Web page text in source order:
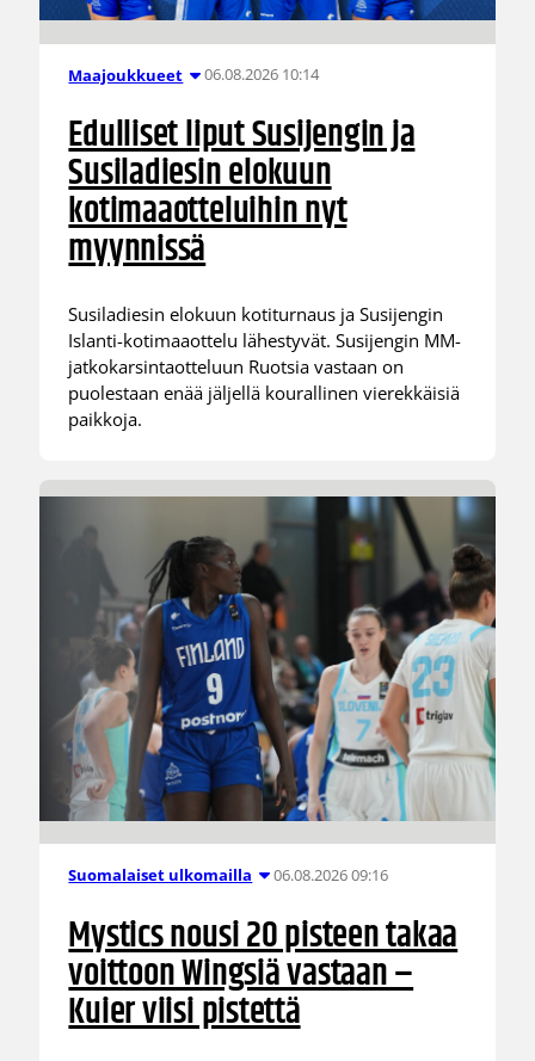
Maajoukkueet 06.08.2026 10:14
Edulliset liput Susijengin ja
Susiladiesin elokuun
kotimaaotteluihin nyt
myynnissä
Susiladiesin elokuun kotiturnaus ja Susijengin
Islanti-kotimaaottelu lähestyvät. Susijengin MM-
jatkokarsintaotteluun Ruotsia vastaan on
puolestaan enää jäljellä kourallinen vierekkäisiä
paikkoja.
Suomalaiset ulkomailla 06.08.2026 09:16
Mystics nousi 20 pisteen takaa
voittoon Wingsiä vastaan –
Kuier viisi pistettä